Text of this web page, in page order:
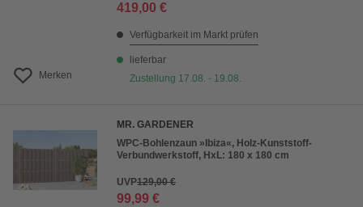
Merken
419,00 €
Verfügbarkeit im Markt prüfen
lieferbar
Zustellung 17.08. - 19.08.
MR. GARDENER
WPC-Bohlenzaun »Ibiza«, Holz-Kunststoff-
Verbundwerkstoff, HxL: 180 x 180 cm
UVP129,00 €
99,99 €